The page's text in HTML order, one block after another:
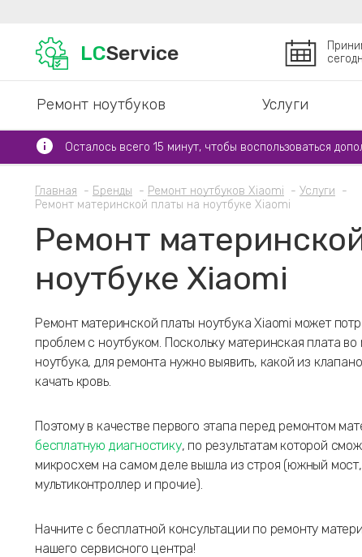
LCService
Ремонт ноутбуков Услуги
Осталось всего 15 минут, чтобы воспользоваться
Главная Бренды Ремонт ноутбуков Xiaomi
Услуги
Ремонт материнской платы на ноутбуке Xiaomi
Ремонт
ноутбуке Xiaomi
Ремонт материнской платы ноутбука Xiaomi может
проблем с ноутбуком. Поскольку материнская плата
ноутбука, для ремонта нужно выявить, какой из
качать кровь.
Поэтому в качестве первого этапа перед ремонтом
бесплатную диагностику, по результатам которой
микросхем на самом деле вышла из строя (южный
мультиконтроллер и прочие).
Начните с бесплатной консультации по ремонту
нашего сервисного центра!